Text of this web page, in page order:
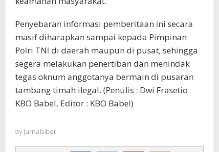
Penyebaran informasi pemberitaan ini secara
masif diharapkan sampai kepada Pimpinan
Polri TNI di daerah maupun di pusat, sehingga
segera melakukan penertiban dan menindak
tegas oknum anggotanya bermain di pusaran
tambang timah ilegal. (Penulis : Dwi Frasetio
KBO Babel, Editor : KBO Babel)
by Jurnalsiber